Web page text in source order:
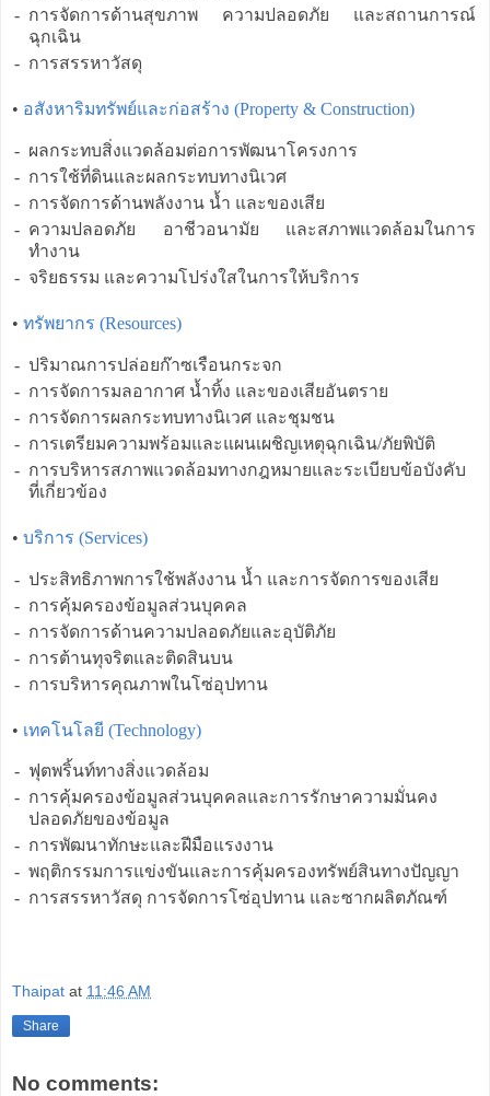
- การจัดการด้านสุขภาพ ความปลอดภัย และสถานการณ์
ฉุกเฉิน
- การสรรหาวัสดุ
• อสังหาริมทรัพย์และก่อสร้าง (Property & Construction)
- ผลกระทบสิ่งแวดล้อมต่อการพัฒนาโครงการ
- การใช้ที่ดินและผลกระทบทางนิเวศ
- การจัดการด้านพลังงาน น้ำ และของเสีย
- ความปลอดภัย อาชีวอนามัย และสภาพแวดล้อมในการ
ทำงาน
- จริยธรรม และความโปร่งใสในการให้บริการ
• ทรัพยากร (Resources)
- ปริมาณการปล่อยก๊าซเรือนกระจก
- การจัดการมลอากาศ น้ำทิ้ง และของเสียอันตราย
- การจัดการผลกระทบทางนิเวศ และชุมชน
- การเตรียมความพร้อมและแผนเผชิญเหตุฉุกเฉิน/ภัยพิบัติ
- การบริหารสภาพแวดล้อมทางกฎหมายและระเบียบข้อบังคับ
ที่เกี่ยวข้อง
• บริการ (Services)
- ประสิทธิภาพการใช้พลังงาน น้ำ และการจัดการของเสีย
- การคุ้มครองข้อมูลส่วนบุคคล
- การจัดการด้านความปลอดภัยและอุบัติภัย
- การต้านทุจริตและติดสินบน
- การบริหารคุณภาพในโซ่อุปทาน
• เทคโนโลยี (Technology)
- ฟุตพริ้นท์ทางสิ่งแวดล้อม
- การคุ้มครองข้อมูลส่วนบุคคลและการรักษาความมั่นคง
ปลอดภัยของข้อมูล
- การพัฒนาทักษะและฝีมือแรงงาน
- พฤติกรรมการแข่งขันและการคุ้มครองทรัพย์สินทางปัญญา
- การสรรหาวัสดุ การจัดการโซ่อุปทาน และซากผลิตภัณฑ์
Thaipat at 11:46 AM
Share
No comments: